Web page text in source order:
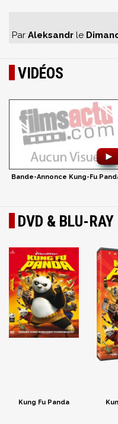
Par Aleksandr le
VIDÉOS
►
Bande-Annonce Kung-Fu
DVD & BLU-RAY
Kung Fu Panda